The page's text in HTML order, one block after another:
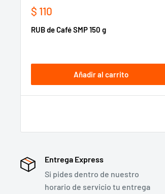
Precio
venta
$ 110
RUB de Café SMP 150 g
Añadir al carrito
Entrega Express
Si pides dentro de nuestro
horario de servicio tu entrega